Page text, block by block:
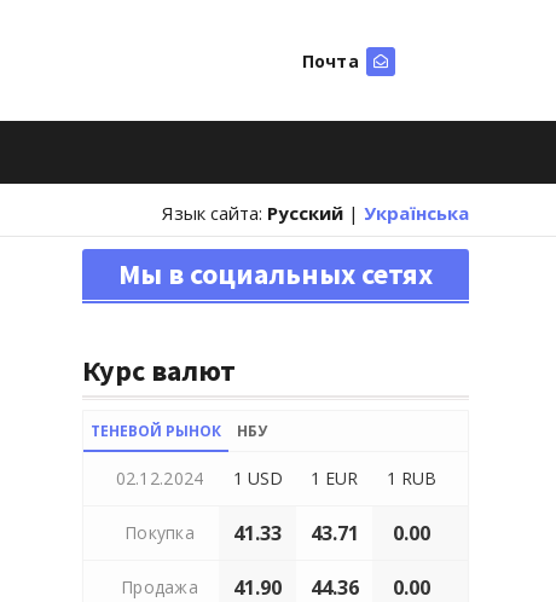
Почта
Язык сайта: Русский | Українська
Мы в социальных сетях
Курс валют
ТЕНЕВОЙ РЫНОК НБУ
02.12.2024 1 USD 1 EUR 1 RUB
Покупка 41.33 43.71 0.00
Продажа 41.90 44.36 0.00